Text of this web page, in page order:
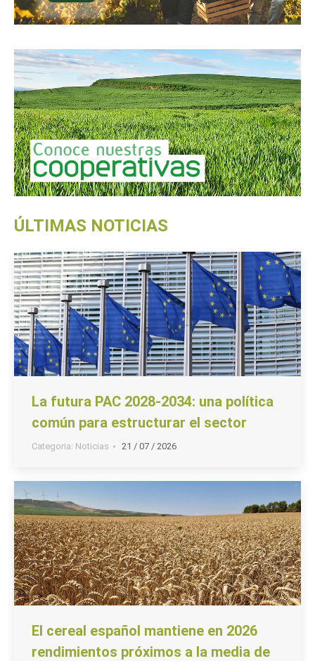
ÚLTIMAS NOTICIAS
La futura PAC 2028-2034: una política
común para estructurar el sector
Categoria: Noticias 21 / 07 / 2026
El cereal español mantiene en 2026
rendimientos próximos a la media de